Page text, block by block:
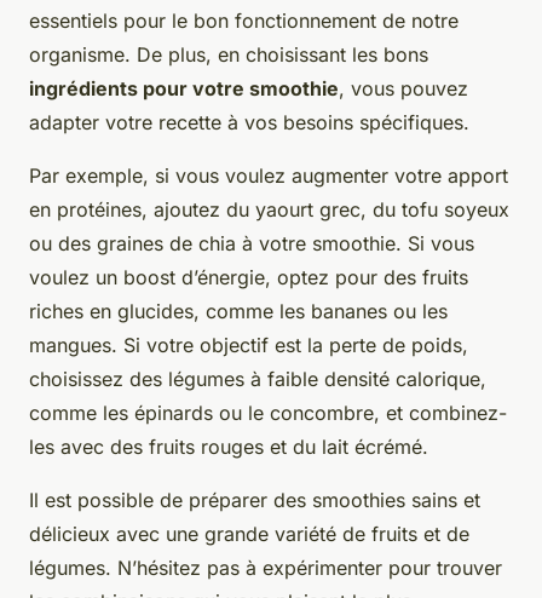
essentiels pour le bon fonctionnement de notre
organisme. De plus, en choisissant les bons
ingrédients pour votre smoothie, vous pouvez
adapter votre recette à vos besoins spécifiques.
Par exemple, si vous voulez augmenter votre apport
en protéines, ajoutez du yaourt grec, du tofu soyeux
ou des graines de chia à votre smoothie. Si vous
voulez un boost d’énergie, optez pour des fruits
riches en glucides, comme les bananes ou les
mangues. Si votre objectif est la perte de poids,
choisissez des légumes à faible densité calorique,
comme les épinards ou le concombre, et combinez-
les avec des fruits rouges et du lait écrémé.
Il est possible de préparer des smoothies sains et
délicieux avec une grande variété de fruits et de
légumes. N’hésitez pas à expérimenter pour trouver